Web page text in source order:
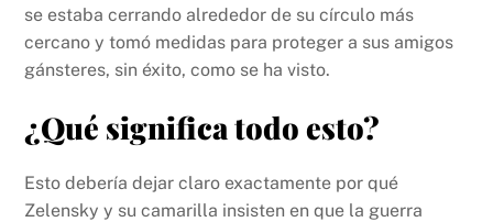
se estaba cerrando alrededor de su círculo más
cercano y tomó medidas para proteger a sus amigos
gánsteres, sin éxito, como se ha visto.
¿Qué significa todo esto?
Esto debería dejar claro exactamente por qué
Zelensky y su camarilla insisten en que la guerra